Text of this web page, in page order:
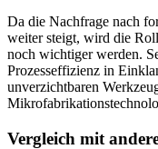
Da die Nachfrage nach
weiter steigt, wird die
noch wichtiger werden.
Prozesseffizienz in
unverzichtbaren
Vergleich mit